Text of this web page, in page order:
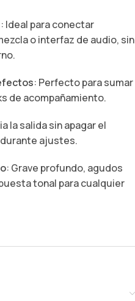
: Ideal para conectar
o interfaz de audio, sin
: Perfecto para sumar
de acompañamiento.
la salida sin apagar el
ajustes.
: Grave profundo, agudos
tonal para cualquier